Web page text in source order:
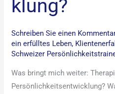
klung?​
Schreiben Sie einen
ein erfülltes Leben,
Schweizer
Was bringt mich weiter:
Persönlichkeitsentwicklung?